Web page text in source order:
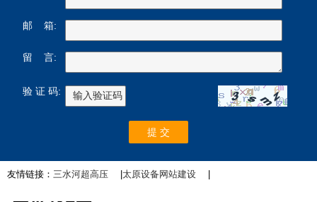
邮 箱:
留 言:
验 证 码:
友情链接： 三水河超高压 |太原设备网站建设 |